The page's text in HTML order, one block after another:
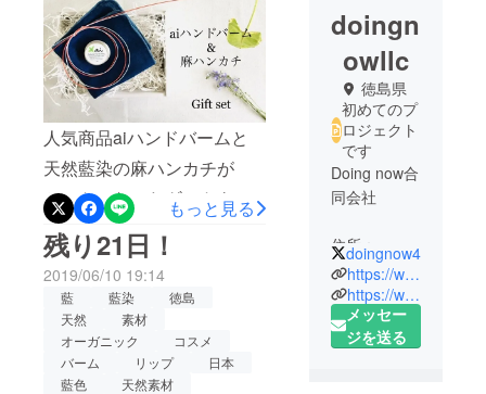
人気商品aiハンドバームと
天然藍染の麻ハンカチが
セットになったギフトをご
用意しました！母の日や父
の日などの記念日に、贈っ
てみませんか？数量限定で
藍染麻マスクも販売してい
ます。ぜひ一度オンライン
ショップをご覧ください
もっと見る
残り21日！
2019/06/10 19:14
藍 藍染
徳島
天然
素材
オーガニック
コスメ
バーム
リップ
日本
藍色
天然素材
doingn
owllc
徳島県
初めてのプ
ロジェクト
です
Doing now合
同会社
住所：
〒7793602
徳島県美馬
市脇町猪尻
字道犬15-5
doingnow4
https://www.doing-now.com/
https://www.instagram.com/doing_now_llc/?hl=ja
メッセー
ジを送る